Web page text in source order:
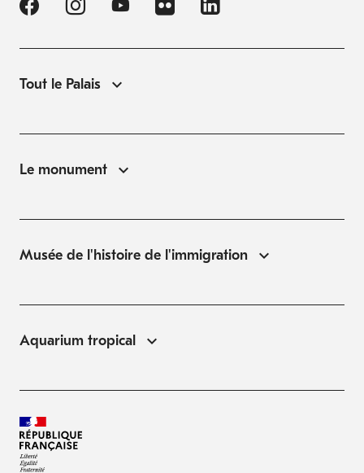
Tout le Palais
Le monument
Musée de l'histoire de l'immigration
Aquarium tropical